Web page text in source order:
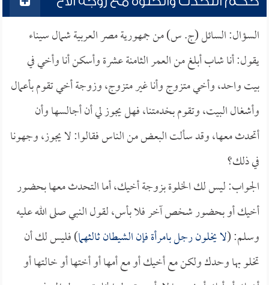
السؤال: السائل (ج. س) من جمهورية مصر العربية شمال سيناء
يقول: أنا شاب أبلغ من العمر الثامنة عشرة وأسكن أنا وأخي في
بيت واحد، وأخي متزوج وأنا غير متزوج، وزوجة أخي تقوم بأعمال
وأشغال البيت، وتقوم بخدمتنا، فهل يجوز لي أن أجالسها وأن
أتحدث معها، وقد سألت البعض من الناس فقالوا: لا يجوز، وجهونا
في ذلك؟
الجواب: ليس لك الخلوة بزوجة أخيك، أما التحدث معها بحضور
أخيك أو بحضور شخص آخر فلا بأس، لقول النبي صلى الله عليه
وسلم: (لا يخلون رجل بامرأة فإن الشيطان ثالثهما) فليس لك أن
تخلو بها وحدك ولكن مع أخيك أو مع أمها أو أختها أو خالتها أو